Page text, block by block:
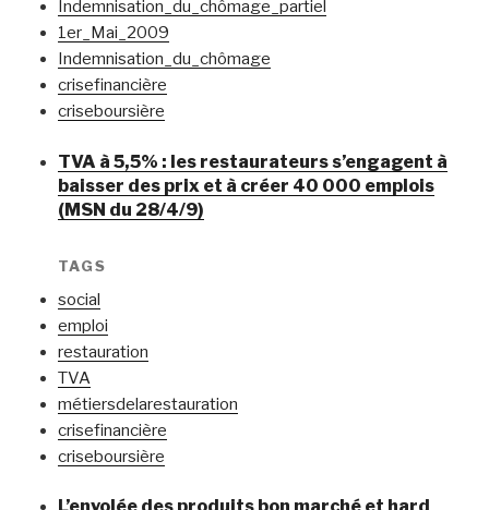
Indemnisation_du_chômage_partiel
1er_Mai_2009
Indemnisation_du_chômage
crisefinancière
criseboursière
TVA à 5,5% : les restaurateurs s’engagent à
baisser des prix et à créer 40 000 emplois
(MSN du 28/4/9)
TAGS
social
emploi
restauration
TVA
métiersdelarestauration
crisefinancière
criseboursière